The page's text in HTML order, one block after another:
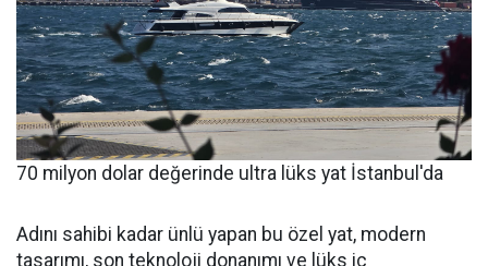
70 milyon dolar değerinde ultra lüks yat İstanbul'da
Adını sahibi kadar ünlü yapan bu özel yat, modern
tasarımı, son teknoloji donanımı ve lüks iç